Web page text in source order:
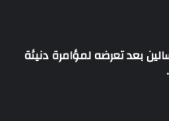
بعد تعرضه لمؤامرة دنيئة